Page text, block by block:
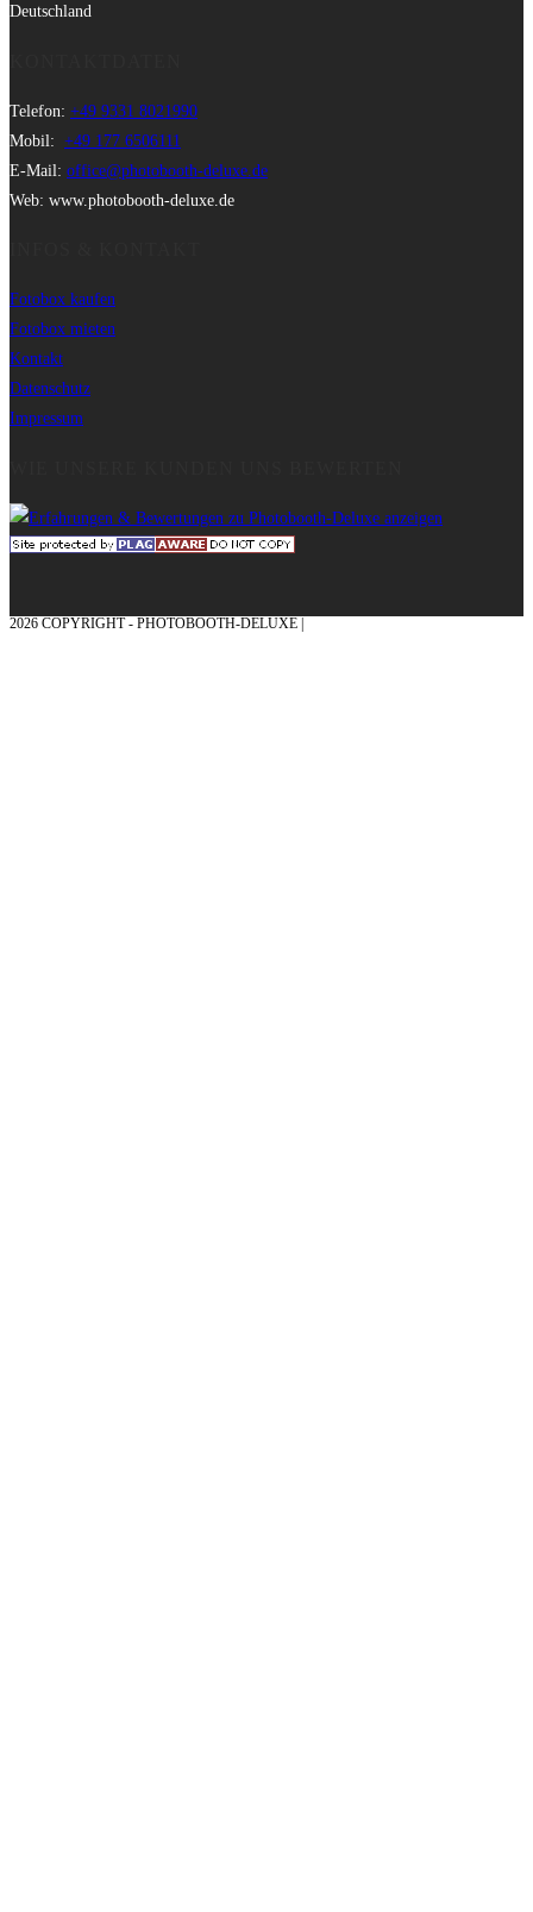
Deutschland
Telefon: +49 9331 8021990
Mobil: +49 177 6506111
E-Mail: office@photobooth-deluxe.de
Web: www.photobooth-deluxe.de
Fotobox kaufen
Fotobox mieten
Kontakt
Datenschutz
Impressum
2026 COPYRIGHT - PHOTOBOOTH-DELUXE |